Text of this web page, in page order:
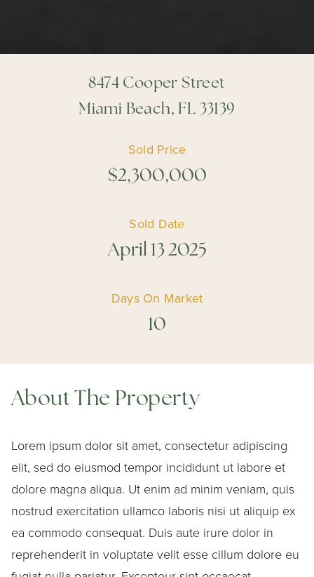
8474 Cooper Street
Miami Beach, FL 33139
Sold Price
$2,300,000
Sold Date
April 13 2025
Days On Market
10
About The Property
Lorem ipsum dolor sit amet, consectetur adipiscing
elit, sed do eiusmod tempor incididunt ut labore et
dolore magna aliqua. Ut enim ad minim veniam, quis
nostrud exercitation ullamco laboris nisi ut aliquip ex
ea commodo consequat. Duis aute irure dolor in
reprehenderit in voluptate velit esse cillum dolore eu